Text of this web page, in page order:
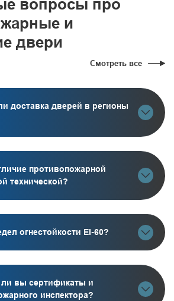
вопросы про
и
двери
Смотреть все
доставка дверей в регионы
противопожарной
технической?
огнестойкости EI-60?
ли вы сертификаты и
инспектора?